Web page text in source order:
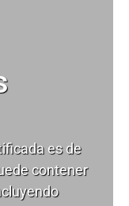
es de
contener